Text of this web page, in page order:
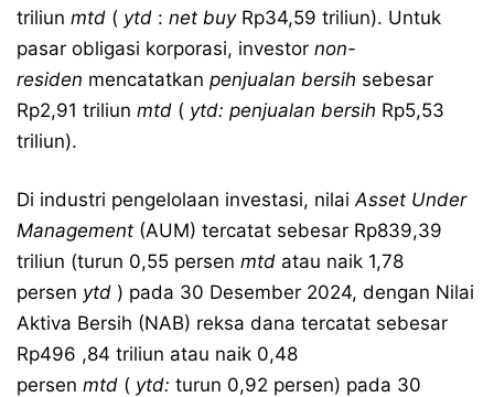
triliun mtd ( ytd : net buyRp34,59 triliun). Untuk
pasar obligasi korporasi, investor non-
residen mencatatkan penjualan bersih sebesar
Rp2,91 triliun mtd ( ytd: penjualan bersih Rp5,53
triliun).
Di industri pengelolaan investasi, nilaiAsset Under
Management (AUM) tercatat sebesar Rp839,39
triliun (turun 0,55 persen mtd atau naik 1,78
persen ytd ) pada 30 Desember 2024, dengan Nilai
Aktiva Bersih (NAB) reksa dana tercatat sebesar
Rp496 ,84 triliun atau naik 0,48
persen mtd ( ytd: turun 0,92 persen) pada 30